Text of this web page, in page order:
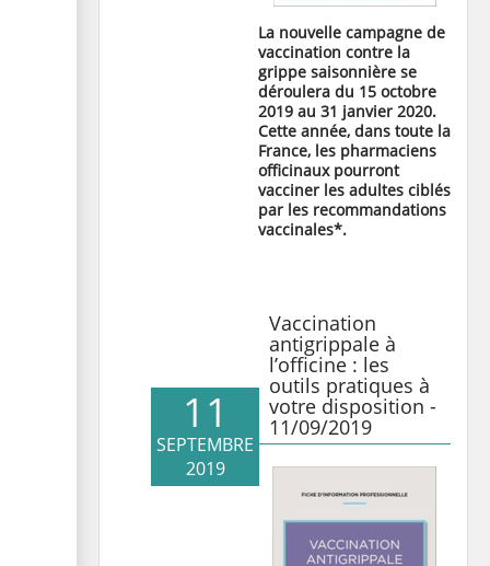
La nouvelle campagne de
vaccination contre la
grippe saisonnière se
déroulera du 15 octobre
2019 au 31 janvier 2020.
Cette année, dans toute la
France, les pharmaciens
officinaux pourront
vacciner les adultes ciblés
par les recommandations
vaccinales*.
Vaccination
antigrippale à
l’officine : les
outils pratiques à
votre disposition -
11/09/2019
11
SEPTEMBRE
2019